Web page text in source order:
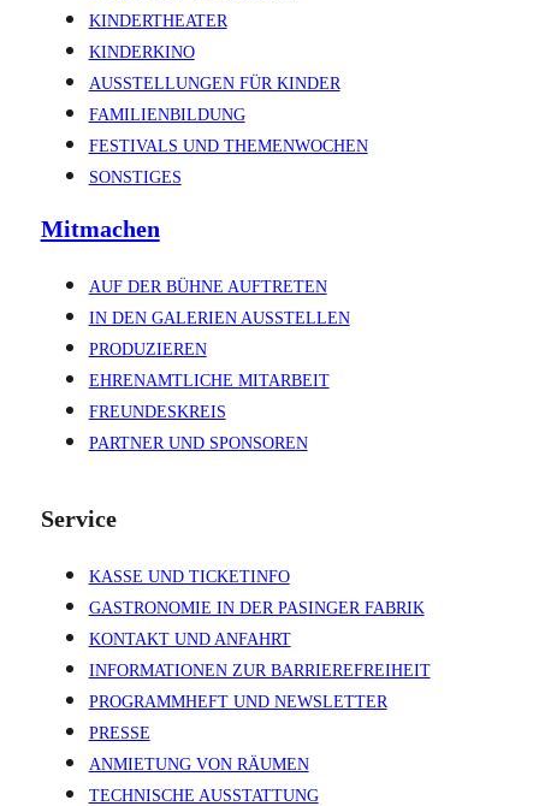
KINDERTHEATER
KINDERKINO
AUSSTELLUNGEN FÜR KINDER
FAMILIENBILDUNG
FESTIVALS UND THEMENWOCHEN
SONSTIGES
Mitmachen
AUF DER BÜHNE AUFTRETEN
IN DEN GALERIEN AUSSTELLEN
PRODUZIEREN
EHRENAMTLICHE MITARBEIT
FREUNDESKREIS
PARTNER UND SPONSOREN
Service
KASSE UND TICKETINFO
GASTRONOMIE IN DER PASINGER FABRIK
KONTAKT UND ANFAHRT
INFORMATIONEN ZUR BARRIEREFREIHEIT
PROGRAMMHEFT UND NEWSLETTER
PRESSE
ANMIETUNG VON RÄUMEN
TECHNISCHE AUSSTATTUNG